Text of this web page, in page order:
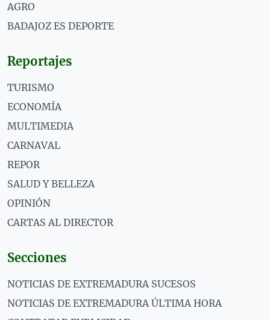
AGRO
BADAJOZ ES DEPORTE
Reportajes
TURISMO
ECONOMÍA
MULTIMEDIA
CARNAVAL
REPOR
SALUD Y BELLEZA
OPINIÓN
CARTAS AL DIRECTOR
Secciones
NOTICIAS DE EXTREMADURA SUCESOS
NOTICIAS DE EXTREMADURA ÚLTIMA HORA